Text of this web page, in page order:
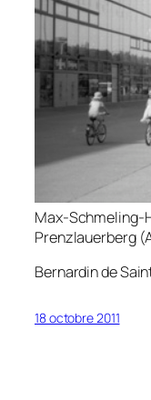
Max-Schmeling-
Prenzlauerberg
Bernardin de
18 octobre 2011